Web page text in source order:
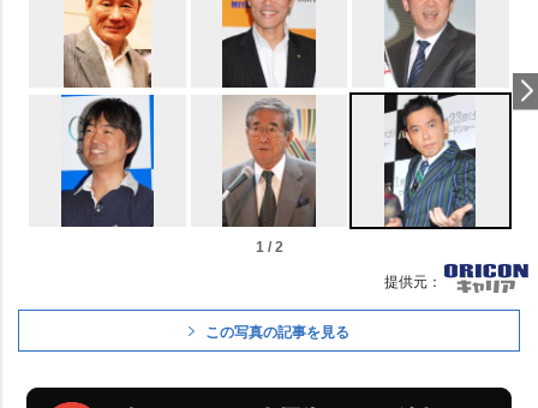
1 / 2
提供元：
この写真の記事を見る